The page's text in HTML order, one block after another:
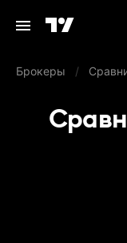
Брокеры /